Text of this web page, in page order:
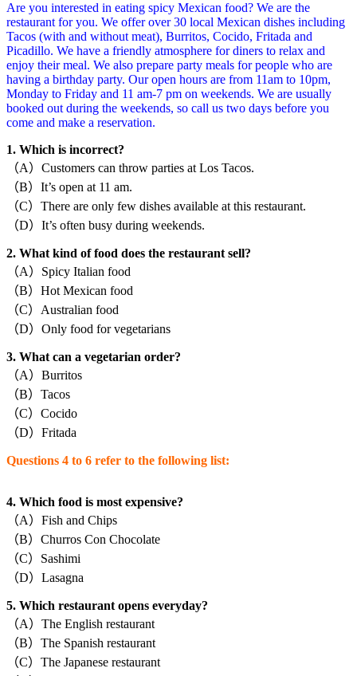
Are you interested in eating spicy Mexican food? We are the
restaurant for you. We offer over 30 local Mexican dishes including
Tacos (with and without meat), Burritos, Cocido, Fritada and
Picadillo. We have a friendly atmosphere for diners to relax and
enjoy their meal. We also prepare party meals for people who are
having a birthday party. Our open hours are from 11am to 10pm,
Monday to Friday and 11 am-7 pm on weekends. We are usually
booked out during the weekends, so call us two days before you
come and make a reservation.
1. Which is incorrect?
（A）Customers can throw parties at Los Tacos.
（B）It’s open at 11 am.
（C）There are only few dishes available at this restaurant.
（D）It’s often busy during weekends.
2. What kind of food does the restaurant sell?
（A）Spicy Italian food
（B）Hot Mexican food
（C）Australian food
（D）Only food for vegetarians
3. What can a vegetarian order?
（A）Burritos
（B）Tacos
（C）Cocido
（D）Fritada
Questions 4 to 6 refer to the following list:
4. Which food is most expensive?
（A）Fish and Chips
（B）Churros Con Chocolate
（C）Sashimi
（D）Lasagna
5. Which restaurant opens everyday?
（A）The English restaurant
（B）The Spanish restaurant
（C）The Japanese restaurant